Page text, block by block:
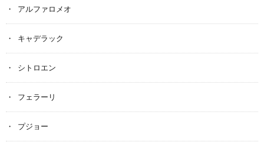
アルファロメオ
キャデラック
シトロエン
フェラーリ
プジョー